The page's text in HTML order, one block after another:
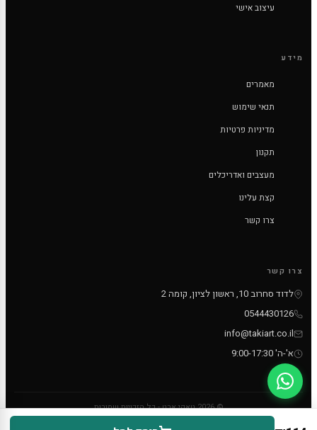
עיצוב אישי
מידע
מאמרים
תנאי שימוש
מדיניות פרטיות
תקנון
מעצבים ואדריכלים
קצת עלינו
צרו קשר
צרו קשר
לדוד סחרוב 10, ראשון לציון, קומה 2
0544430126
info@takiart.co.il
א'-ה' 9:00-17:30
© 2026 טאקי ארט - כל הזכויות שמורות